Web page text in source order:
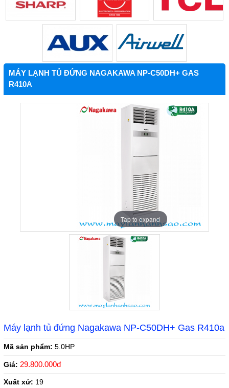
MÁY LẠNH TỦ ĐỨNG NAGAKAWA NP-C50DH+ GAS
R410A
Tap to expand
Máy lạnh tủ đứng Nagakawa NP-C50DH+ Gas R410a
Mã sản phẩm: 5.0HP
Giá: 29.800.000đ
Xuất xứ: 19